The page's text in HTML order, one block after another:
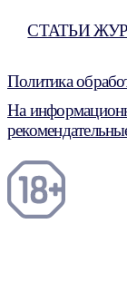
СТАТЬИ
Политика
На